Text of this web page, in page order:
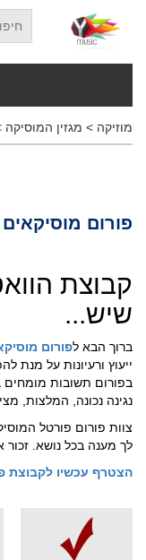
מוזיקה > מגזין המוסיקה
פורום מוסיקאים
קבוצת
שיש...
ברוך הבא לפורום
ייעוץ ורעיונות על מנת
בפורום תשובות מומחים
נגינה נכונה, המלצות,
צוות פורום פורטל
לך מענה בכל נושא. זכור
הצטרף עכשיו לקבוצת